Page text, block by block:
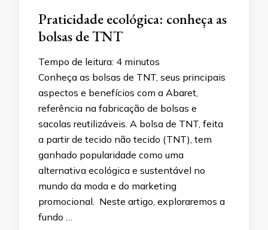
Praticidade ecológica: conheça as
bolsas de TNT
Tempo de leitura: 4 minutos
Conheça as bolsas de TNT, seus principais
aspectos e benefícios com a Abaret,
referência na fabricação de bolsas e
sacolas reutilizáveis. A bolsa de TNT, feita
a partir de tecido não tecido (TNT), tem
ganhado popularidade como uma
alternativa ecológica e sustentável no
mundo da moda e do marketing
promocional. Neste artigo, exploraremos a
fundo …